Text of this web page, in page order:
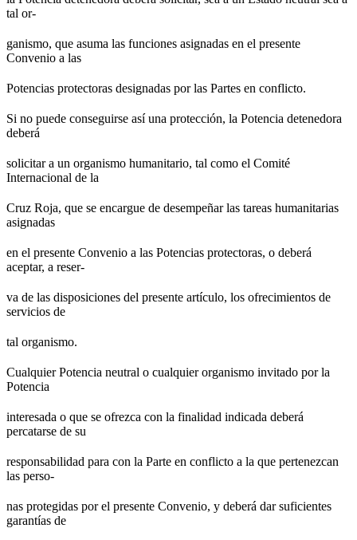
tal or-
ganismo, que asuma las funciones asignadas en el presente
Convenio a las
Potencias protectoras designadas por las Partes en conflicto.
Si no puede conseguirse así una protección, la Potencia detenedora
deberá
solicitar a un organismo humanitario, tal como el Comité
Internacional de la
Cruz Roja, que se encargue de desempeñar las tareas humanitarias
asignadas
en el presente Convenio a las Potencias protectoras, o deberá
aceptar, a reser-
va de las disposiciones del presente artículo, los ofrecimientos de
servicios de
tal organismo.
Cualquier Potencia neutral o cualquier organismo invitado por la
Potencia
interesada o que se ofrezca con la finalidad indicada deberá
percatarse de su
responsabilidad para con la Parte en conflicto a la que pertenezcan
las perso-
nas protegidas por el presente Convenio, y deberá dar suficientes
garantías de